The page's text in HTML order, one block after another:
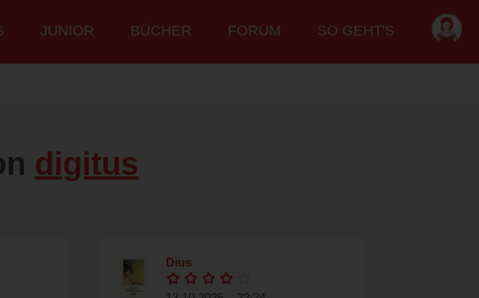
JUNIOR BÜCHER FORUM SO GEHT'S
digitus
Dius